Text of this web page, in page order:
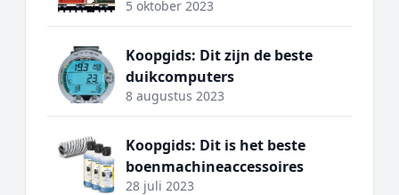
5 oktober 2023
Koopgids: Dit zijn de beste
duikcomputers
8 augustus 2023
Koopgids: Dit is het beste
boenmachineaccessoires
28 juli 2023